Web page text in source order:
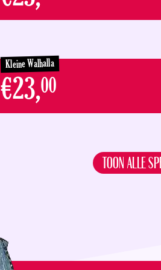
Kleine Walhalla
€23,00
TOON ALLE